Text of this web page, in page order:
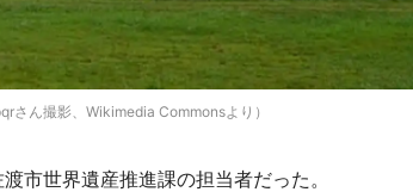
さん撮影、Wikimedia Commonsより）
市世界遺産推進課の担当者だった。